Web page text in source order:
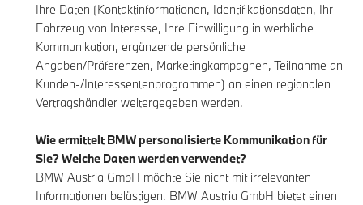
Ihre Daten (Kontaktinformationen, Identifikationsdaten, Ihr
Fahrzeug von Interesse, Ihre Einwilligung in werbliche
Kommunikation, ergänzende persönliche
Angaben/Präferenzen, Marketingkampagnen, Teilnahme an
Kunden-/Interessentenprogrammen) an einen regionalen
Vertragshändler weitergegeben werden.
Wie ermittelt BMW personalisierte Kommunikation für
Sie? Welche Daten werden verwendet?
BMW Austria GmbH möchte Sie nicht mit irrelevanten
Informationen belästigen. BMW Austria GmbH bietet einen